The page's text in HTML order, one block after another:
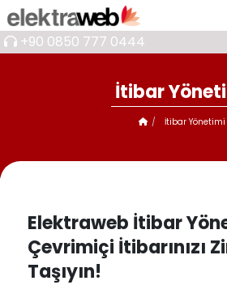
+90 0850 777 0444
İtibar
İtibar Yönetimi
Elektraweb İtibar
Çevrimiçi İtibarınızı
Taşıyın!